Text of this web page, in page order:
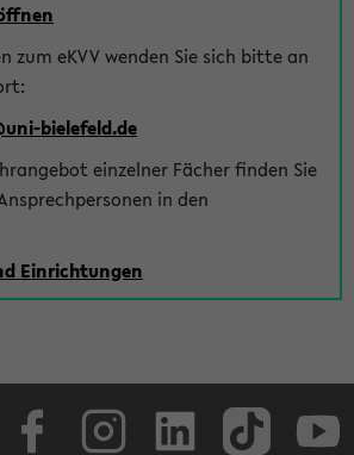
zum eKVV wenden Sie sich bitte an
bielefeld.de
einzelner Fächer finden Sie
in den
Einrichtungen